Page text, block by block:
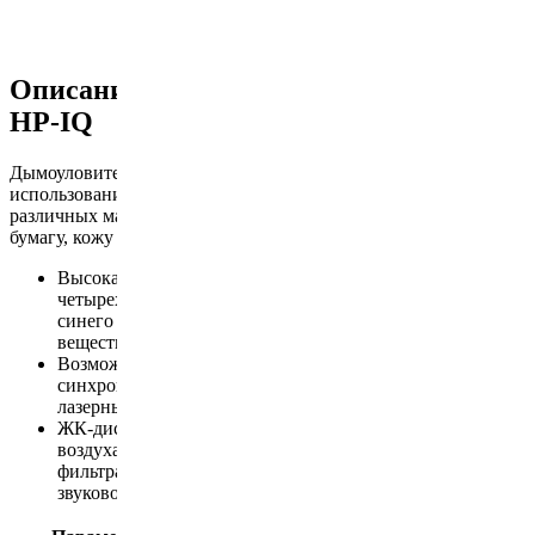
Описание дымоуловителя PA-400FS-
HP-IQ
Дымоуловитель PA-400FS-HP-IQ предназначен для
использования при лазерной маркировке и гравировке
различных материалов, включая пластики, стекло, картон,
бумагу, кожу и другие неметаллические материалы.
Высокая эффективность адсорбции йода,
четыреххлористого углерода (CTC) и метиленового
синего активированного угля. Поглощение этих
веществ в угольном фильтре практически полное.
Возможность запуска и остановки дымоуловителя
синхронно с другим оборудованием, например,
лазерным маркиратором.
ЖК-дисплей отображает скорость вентилятора и объем
воздуха в режиме реального времени, при засорении
фильтра на экране появится пиктограмма и сработает
звуковой сигнал.